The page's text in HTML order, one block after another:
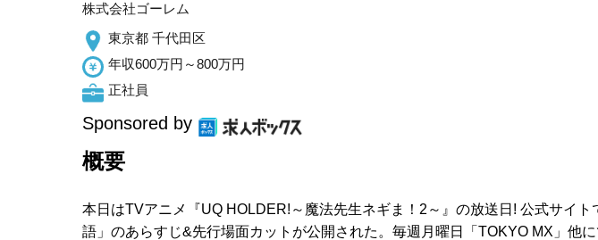
株式会社ゴーレム
東京都 千代田区
年収600万円～800万円
正社員
Sponsored by
概要
本日はTVアニメ『UQ HOLDER!～魔法先生ネギま！2～』の放送日! 公式サイ
語」のあらすじ&先行場面カットが公開された。毎週月曜日「TOKYO MX」他